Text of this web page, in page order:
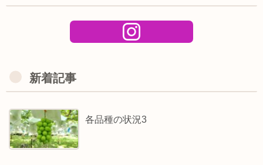
新着記事
各品種の状況3